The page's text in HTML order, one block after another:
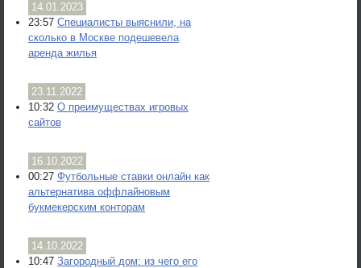
14.01.2023
23:57 Специалисты выяснили, на
сколько в Москве подешевела
аренда жилья
23.11.2022
10:32 О преимуществах игровых
сайтов
16.10.2022
00:27 Футбольные ставки онлайн как
альтернатива оффлайновым
букмекерским конторам
14.10.2022
10:47 Загородный дом: из чего его